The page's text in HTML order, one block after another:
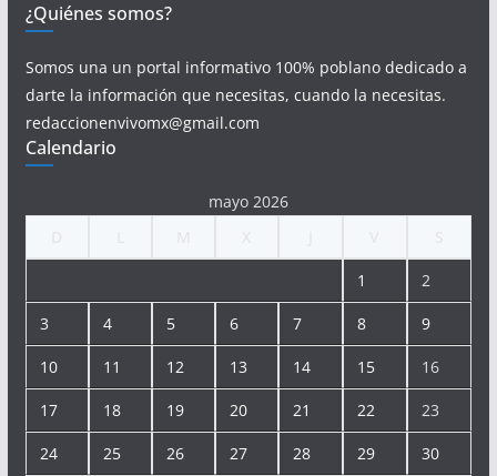
¿Quiénes somos?
Somos una un portal informativo 100% poblano dedicado a
darte la información que necesitas, cuando la necesitas.
redaccionenvivomx@gmail.com
Calendario
mayo 2026
1 2
3 4 5 6 7 8 9
10 11 12 13 14 15 16
17 18 19 20 21 22 23
24 25 26 27 28 29 30